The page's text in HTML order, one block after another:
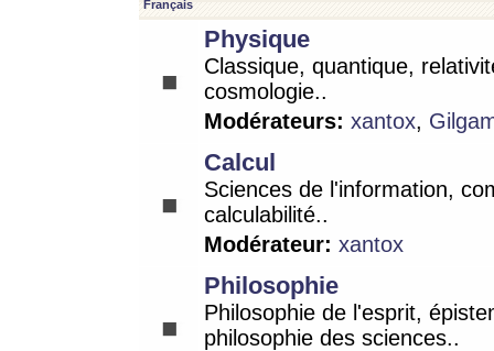
Français
Physique
Classique, quantique,
cosmologie..
Modérateurs: xantox,
Calcul
Sciences de l'information,
calculabilité..
Modérateur: xantox
Philosophie
Philosophie de l'esprit,
philosophie des sciences..